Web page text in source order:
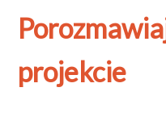
projekcie